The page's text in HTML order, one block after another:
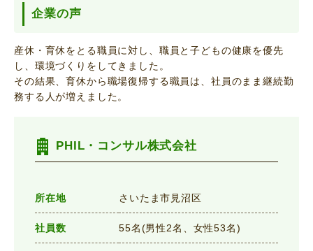
企業の声
産休・育休をとる職員に対し、職員と子どもの健康を優先
し、環境づくりをしてきました。
その結果、育休から職場復帰する職員は、社員のまま継続勤
務する人が増えました。
PHIL・コンサル株式会社
所在地 さいたま市見沼区
社員数 55名(男性2名、女性53名)